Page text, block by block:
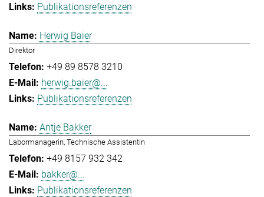
Publikationsreferenzen
Herwig Baier
Direktor
+49 89 8578 3210
herwig.baier@...
Publikationsreferenzen
Antje Bakker
Labormanagerin, Technische Assistentin
+49 8157 932 342
bakker@...
Publikationsreferenzen